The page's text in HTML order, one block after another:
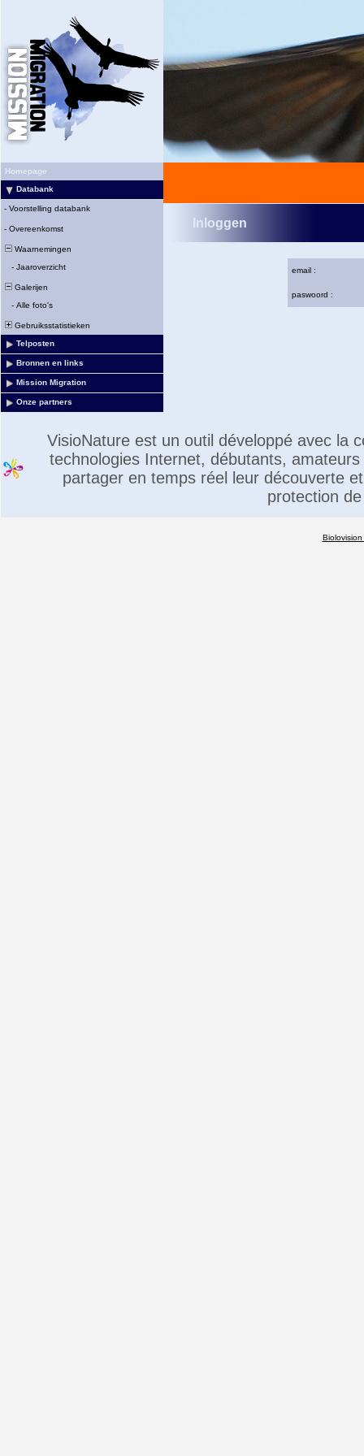
Homepage
Databank
- Voorstelling databank
- Overeenkomst
Waarnemingen
- Jaaroverzicht
Galerijen
- Alle foto's
Gebruiksstatistieken
Telposten
Bronnen en links
Mission Migration
Onze partners
Inloggen
email :
paswoord :
VisioNature est un outil développé avec la
technologies Internet, débutants,
partager en temps réel leur découverte
protection
Biolovision